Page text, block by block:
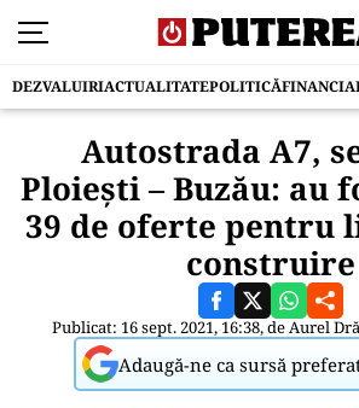
DEZVALUIRIACTUALITATEPOLITICĂ
Autostrada A7,
Ploiești – Buzău: au
39 de oferte pentru
construire
Publicat: 16 sept. 2021, 16:38, deAurel
Adaugă-ne ca sursă